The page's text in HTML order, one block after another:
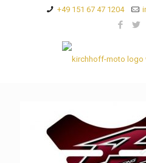
+49 151 67 47 1204